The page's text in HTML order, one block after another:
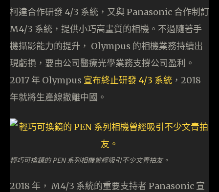
柯達合作研發 4/3 系統，又與 Panasonic 合作制訂
M4/3 系統，提供小巧高畫質的相機。不過隨著手
機攝影能力的提升， Olympus 的相機業務持續出
現虧損，要由公司醫療光學業務支撐公司盈利。
2017 年 Olympus 宣布終止研發 4/3 系統 ，2018
年就將生產線撤離中國。
輕巧可換鏡的 PEN 系列相機曾經吸引不少文青拍友。
2018 年， M4/3 系統的重要支持者 Panasonic 宣